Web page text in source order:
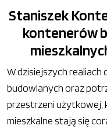
Staniszek
kontenerów
W dzisiejszych
budowlanych oraz
przestrzeni użytkowej,
mieszkalne stają się